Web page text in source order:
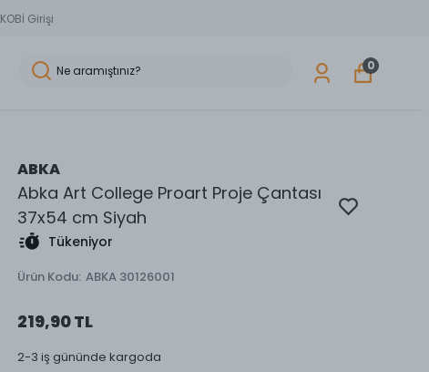
KOBİ Girişi
0
ABKA
Abka Art College Proart Proje Çantası
37x54 cm Siyah
Tükeniyor
Ürün Kodu: ABKA 30126001
219,90 TL
2-3 iş gününde kargoda